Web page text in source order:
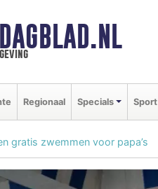
Regionaal Specials Sport
gratis zwemmen voor papa’s